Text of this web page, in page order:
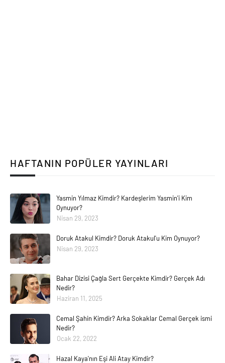
HAFTANIN POPÜLER YAYINLARI
Yasmin Yılmaz Kimdir? Kardeşlerim Yasmin'i Kim
Oynuyor?
Nisan 29, 2023
Doruk Atakul Kimdir? Doruk Atakul'u Kim Oynuyor?
Nisan 29, 2023
Bahar Dizisi Çağla Sert Gerçekte Kimdir? Gerçek Adı
Nedir?
Haziran 11, 2025
Cemal Şahin Kimdir? Arka Sokaklar Cemal Gerçek ismi
Nedir?
Ocak 22, 2022
Hazal Kaya'nın Eşi Ali Atay Kimdir?